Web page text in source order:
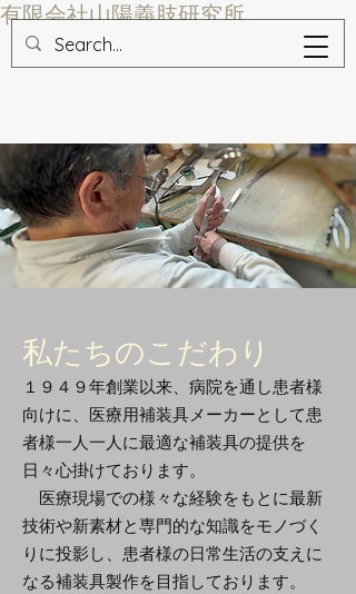
​有限会社山陽義肢研究所
​私たちのこだわり
１９４９年創業以来、病院を通し患者様
向けに、医療用補装具メーカーとして患
者様一人一人に最適な補装具の提供を
日々心掛けております。
医療現場での様々な経験をもとに最新
技術や新素材と専門的な知識をモノづく
りに投影し、患者様の日常生活の支えに
なる補装具製作を目指しております。